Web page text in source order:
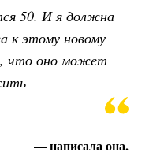
50. И я должна
к этому новому
что оно может
— написала она.